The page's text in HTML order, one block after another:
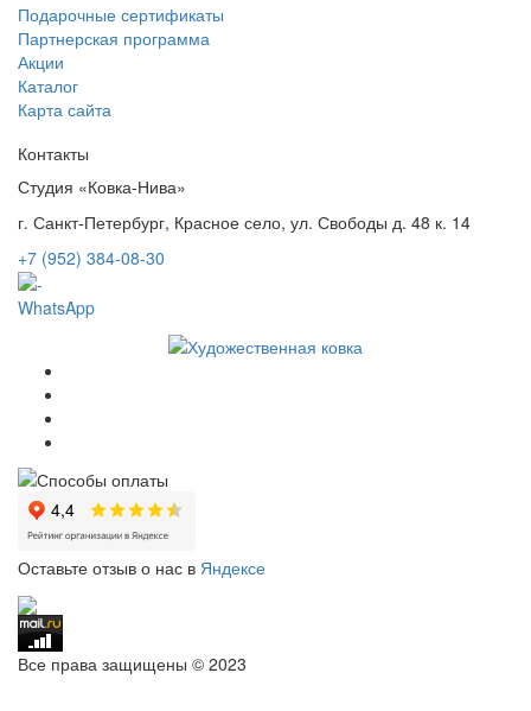
Подарочные сертификаты
Партнерская программа
Акции
Каталог
Карта сайта
Контакты
Студия «Ковка-Нива»
г. Санкт-Петербург, Красное село, ул. Свободы д. 48 к. 14
+7 (952) 384-08-30
WhatsApp
Оставьте отзыв о нас в Яндексе
Все права защищены © 2023